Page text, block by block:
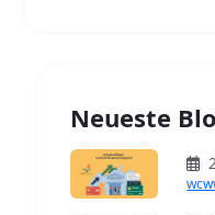
Neueste